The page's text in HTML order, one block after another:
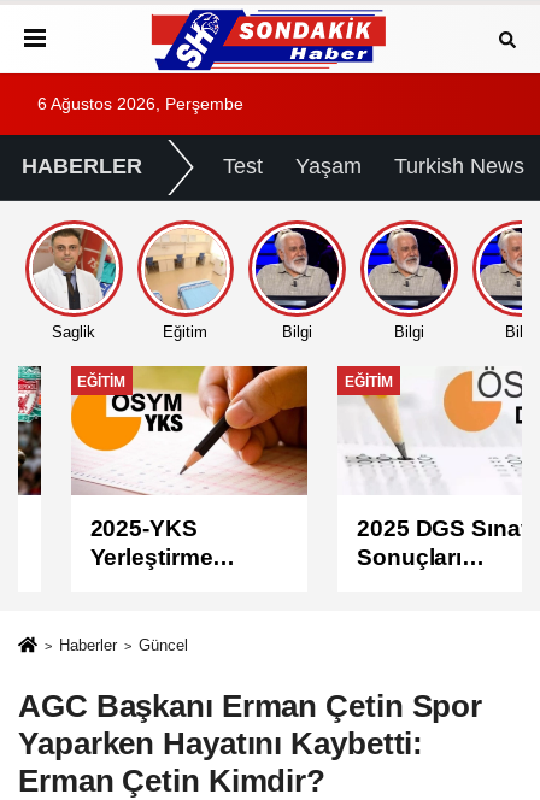
6 Ağustos 2026, Perşembe
HABERLER Test Yaşam Turkish News
Saglik Eğitim Bilgi Bilgi Bilgi
EĞITIM
2025-YKS
Yerleştirme
Sonuçlar
Açıldı
2025 DGS Sınav
Sonuçları
Haberler Güncel
AGC Başkanı Erman Çetin Spor
Yaparken Hayatını Kaybetti:
Erman Çetin Kimdir?